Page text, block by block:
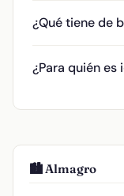
¿Qué tiene de
¿Para quién
🏙️ Almagro